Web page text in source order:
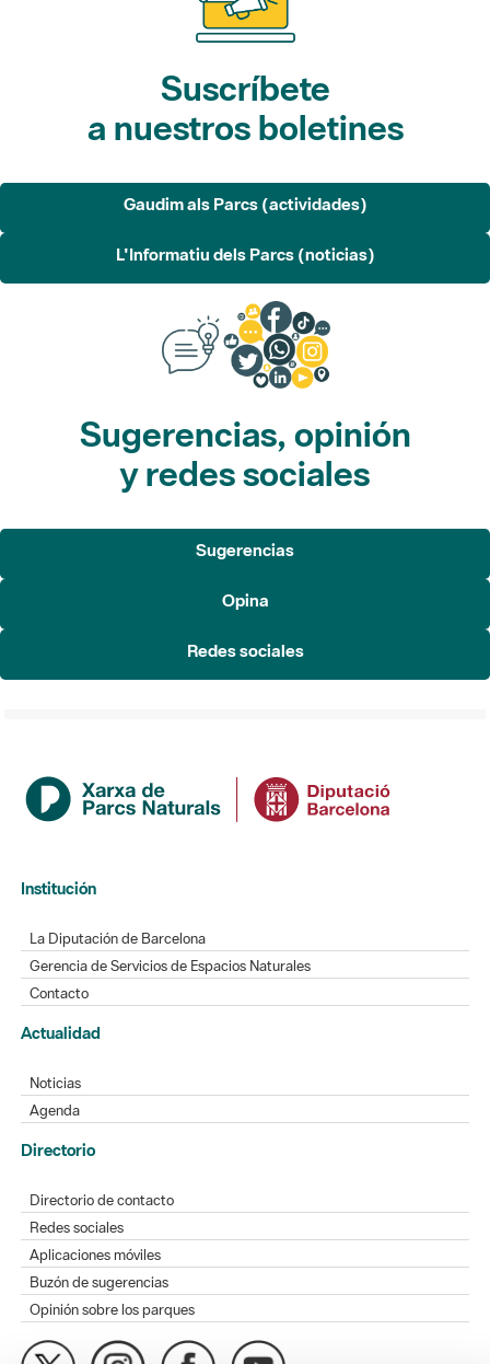
Suscríbete
a nuestros boletines
Gaudim als Parcs (actividades)
L'Informatiu dels Parcs (noticias)
Sugerencias, opinión
y redes sociales
Sugerencias
Opina
Redes sociales
Institución
La Diputación de Barcelona
Gerencia de Servicios de Espacios Naturales
Contacto
Actualidad
Noticias
Agenda
Directorio
Directorio de contacto
Redes sociales
Aplicaciones móviles
Buzón de sugerencias
Opinión sobre los parques